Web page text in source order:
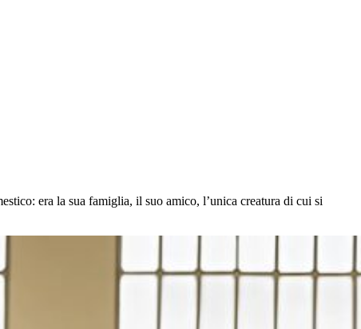
era la sua famiglia, il suo amico, l’unica creatura di cui si